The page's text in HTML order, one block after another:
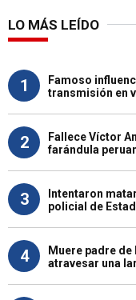
LO MÁS LEÍDO
1
Famoso
transmisión en
2
Fallece Víctor
farándula
3
Intentaron
policial de
4
Muere padre
atravesar una